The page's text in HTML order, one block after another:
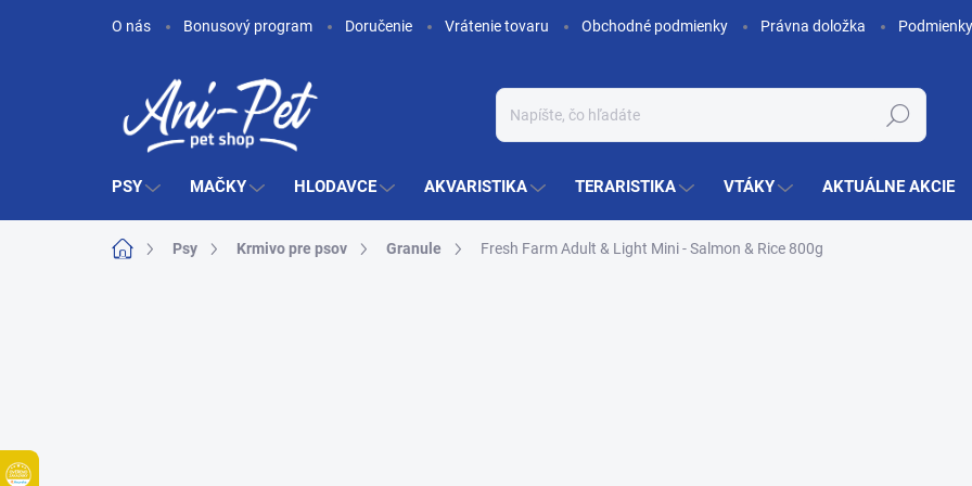
O nás Bonusový program Doručenie Vrátenie tovaru Obchodné podmienky Právna doložka
Hľadať
PSY MAČKY HLODAVCE AKVARISTIKA TERARISTIKA VTÁKY AKTUÁLNE AKCIE
DomovPsy Krmivo pre psov Granule Fresh Farm Adult & Light Mini - Salmon & Rice 800g